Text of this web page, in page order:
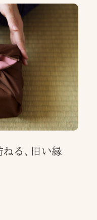
ショップ
CONTACT
る、旧い縁